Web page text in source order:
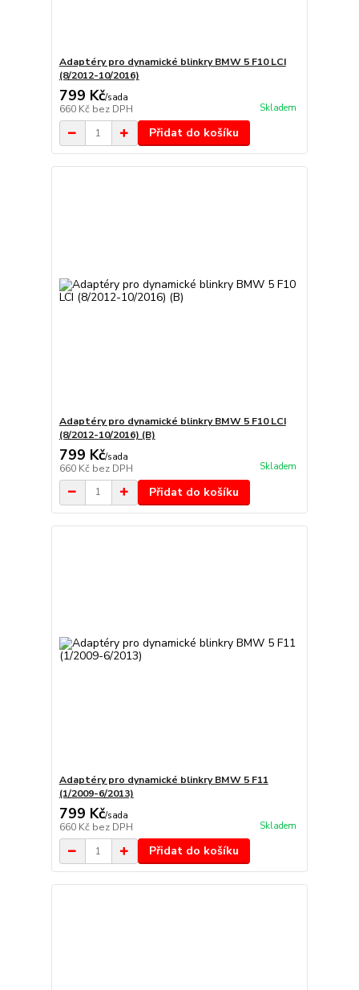
Adaptéry pro dynamické blinkry BMW 5 F10 LCI
(8/2012-10/2016)
799 Kč/sada
660 Kč bez DPH Skladem
Přidat do košíku
Adaptéry pro dynamické blinkry BMW 5 F10 LCI
(8/2012-10/2016) (B)
799 Kč/sada
660 Kč bez DPH Skladem
Přidat do košíku
Adaptéry pro dynamické blinkry BMW 5 F11
(1/2009-6/2013)
799 Kč/sada
660 Kč bez DPH Skladem
Přidat do košíku